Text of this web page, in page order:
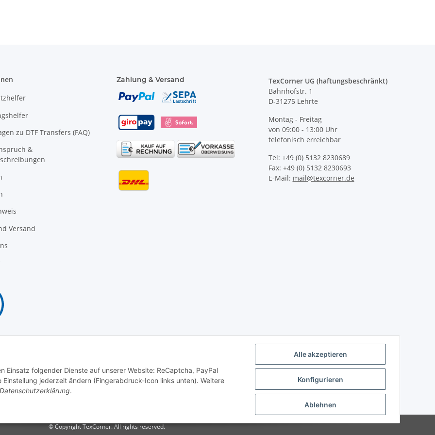
zu DTF Transfers (FAQ)
&
Versand
Zahlung & Versand
TexCorner UG (haftungsbeschränkt)
Bahnhofstr. 1
D-31275 Lehrte
Montag - Freitag
von 09:00 - 13:00 Uhr
telefonisch erreichbar
Tel: +49 (0) 5132 8230689
Fax: +49 (0) 5132 8230693
E-Mail: mail@texcorner.de
© Copyright TexCorner. All rights reserved.
Einsatz folgender Dienste auf unserer Website: ReCaptcha, PayPal
jederzeit ändern (Fingerabdruck-Icon links unten). Weitere
Datenschutzerklärung.
Alle akzeptieren
Konfigurieren
Ablehnen